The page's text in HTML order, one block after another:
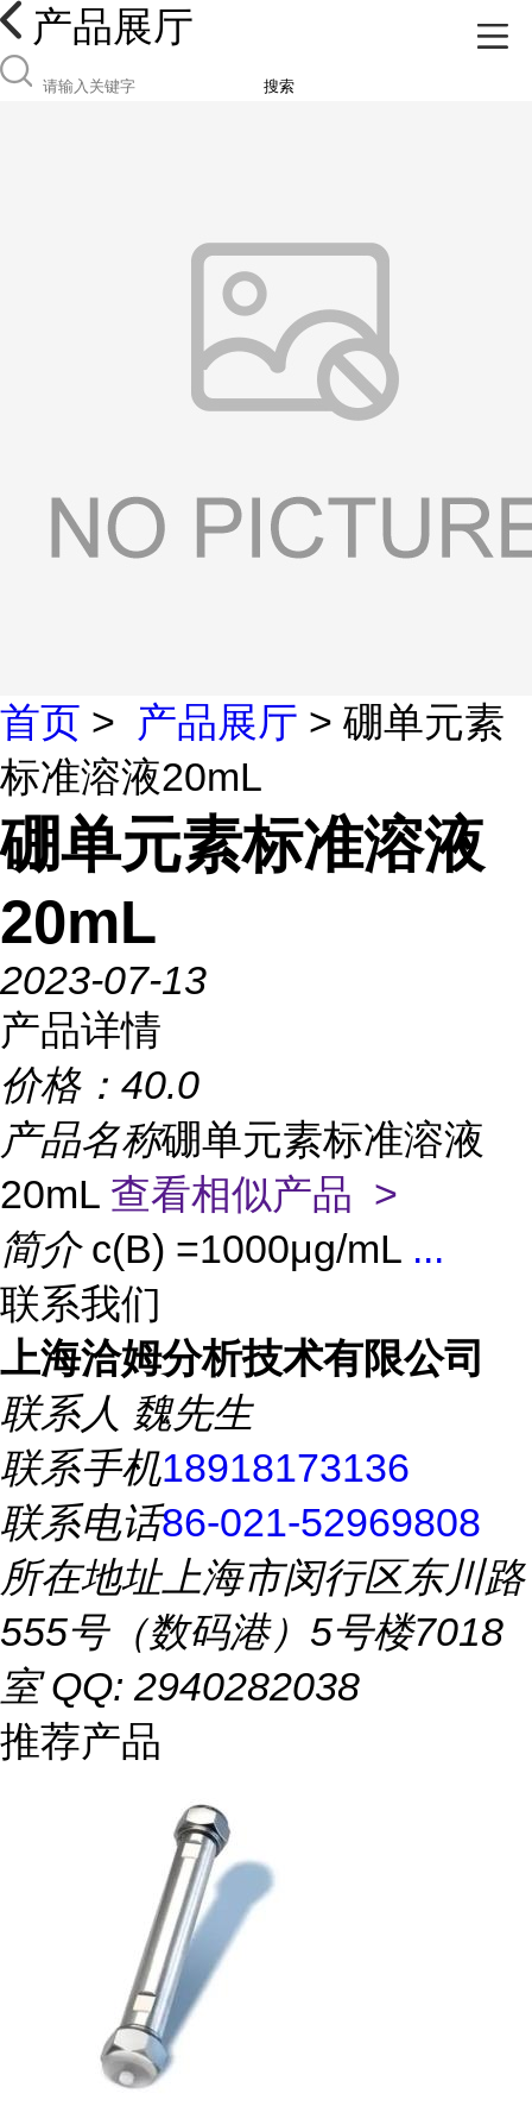
产品展厅
搜索
首页 > 产品展厅 > 硼单元素
标准溶液20mL
硼单元素标准溶液
20mL
2023-07-13
产品详情
价格： 40.0
产品名称硼单元素标准溶液
20mL 查看相似产品 >
简介 c(B) =1000μg/mL ...
联系我们
上海洽姆分析技术有限公司
联系人 魏先生
联系手机18918173136
联系电话86-021-52969808
所在地址上海市闵行区东川路
555号（数码港）5号楼7018
室 QQ: 2940282038
推荐产品